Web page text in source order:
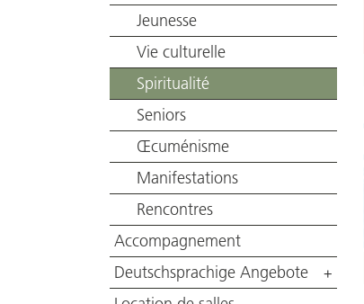
Jeunesse
Vie culturelle
Spiritualité
Seniors
Œcuménisme
Manifestations
Rencontres
Accompagnement
Deutschsprachige Angebote
+